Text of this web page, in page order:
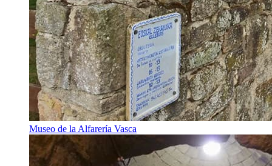
Museo de la Alfarería Vasca